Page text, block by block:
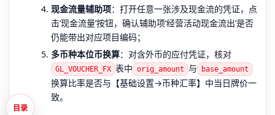
现金流量辅助项：打开任意一张涉及现金流的凭证，点
击‘现金流量’按钮，确认辅助项‘经营活动现金流出’是否
仍能带出对应项目编码；
多币种本位币换算：对含外币的应付凭证，核对
GL_VOUCHER_FX 表中 orig_amount 与 base_amount
换算比率是否与【基础设置→币种汇率】中当日牌价一
致。
目录